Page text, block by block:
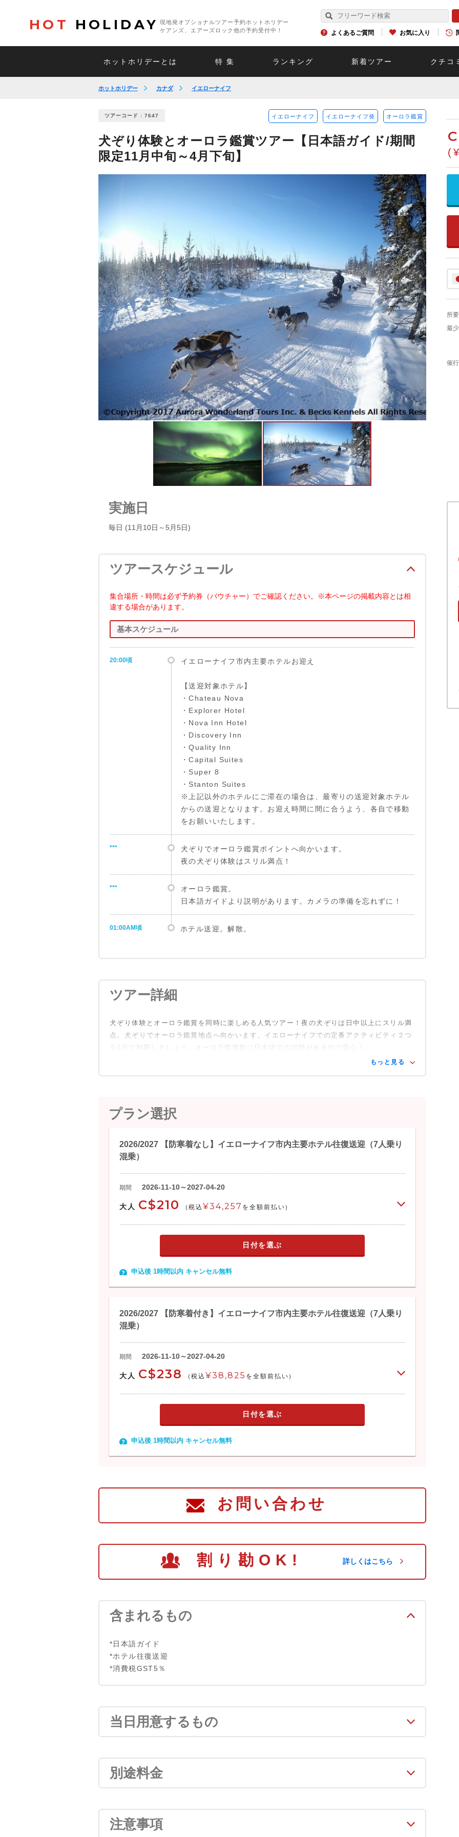
HOT HOLIDAY
現地発オプショナルツアー予約ホットホリデー
ケアンズ、エアーズロック他の予約受付中！
よくあるご質問 お気に入り
ホットホリデーとは 特 集 ランキング 新着ツアー クチコ
ホットホリデー カナダ イエローナイフ
ツアーコード : 7647 イエローナイフ イエローナイフ発 オーロラ鑑賞
犬ぞり体験とオーロラ鑑賞ツアー【日本語ガイド/期間
限定11月中旬～4月下旬】
所
最
催
実施日
毎日 (11月10日～5月5日)
ツアースケジュール
集合場所・時間は必ず予約券（バウチャー）でご確認ください。※本ページの掲載内容とは相
違する場合があります。
基本スケジュール
20:00頃 イエローナイフ市内主要ホテルお迎え
【送迎対象ホテル】
・Chateau Nova
・Explorer Hotel
・Nova Inn Hotel
・Discovery Inn
・Quality Inn
・Capital Suites
・Super 8
・Stanton Suites
※上記以外のホテルにご滞在の場合は、最寄りの送迎対象ホテル
からの送迎となります。お迎え時間に間に合うよう、各自で移動
をお願いいたします。
***
犬ぞりでオーロラ鑑賞ポイントへ向かいます。
夜の犬ぞり体験はスリル満点！
***
オーロラ鑑賞。
日本語ガイドより説明があります。カメラの準備を忘れずに！
01:00AM頃 ホテル送迎。解散。
ツアー詳細
犬ぞり体験とオーロラ鑑賞を同時に楽しめる人気ツアー！夜の犬ぞりは日中以上にスリル満
点。犬ぞりでオーロラ鑑賞地点へ向かいます。イエローナイフでの定番アクティビティ２つ
を1日で制覇しましょう。オーロラ鑑賞前に日本語での説明があるので安心！。。
もっと見る
プラン選択
2026/2027 【防寒着なし】イエローナイフ市内主要ホテル往復送迎（7人乗り
混乗）
期間 2026-11-10～2027-04-20
大人 C$210 (税込 ¥34,257 を全額前払い)
日付を選ぶ
申込後 1時間以内 キャンセル無料
2026/2027 【防寒着付き】イエローナイフ市内主要ホテル往復送迎（7人乗り
混乗）
期間 2026-11-10～2027-04-20
大人 C$238 (税込 ¥38,825 を全額前払い)
日付を選ぶ
申込後 1時間以内 キャンセル無料
お問い合わせ
割り勘OK! 詳しくはこちら
含まれるもの
*日本語ガイド
*ホテル往復送迎
*消費税GST5％
当日用意するもの
別途料金
注意事項